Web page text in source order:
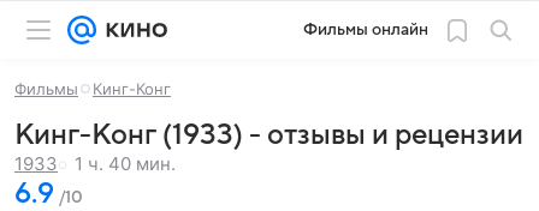
Фильмы онлайн
Фильмы Кинг-Конг
Кинг-Конг (1933) - отзывы и рецензии
1933 1 ч. 40 мин.
6.9 /10